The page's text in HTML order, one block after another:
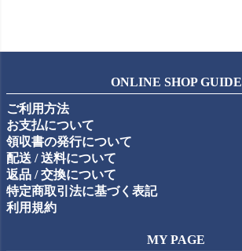
ONLINE SHOP GUIDE
ご利用方法
お支払について
領収書の発行について
配送 / 送料について
返品 / 交換について
特定商取引法に基づく表記
利用規約
MY PAGE